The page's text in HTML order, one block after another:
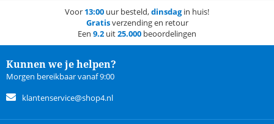
Voor 13:00 uur besteld,dinsdagin huis!
Gratisverzending en retour
Een 9.2 uit25.000 beoordelingen
Kunnen we je helpen?
Morgen bereikbaar vanaf 9:00
klantenservice@shop4.nl